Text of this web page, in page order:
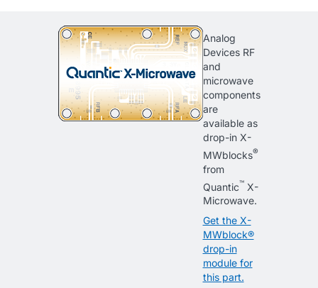
Analog
Devices RF
and
microwave
components
are
available as
drop-in X-
MWblocks®
from
Quantic™X-
Microwave.
Get the X-
MWblock®
drop-in
module for
this part.